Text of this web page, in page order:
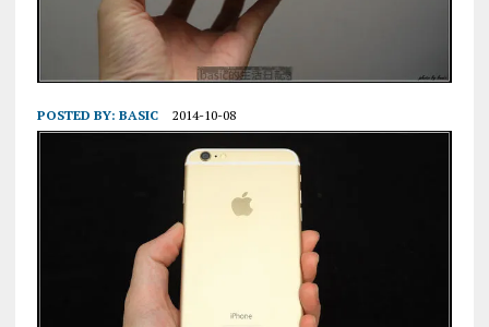
POSTED BY: BASIC 2014-10-08